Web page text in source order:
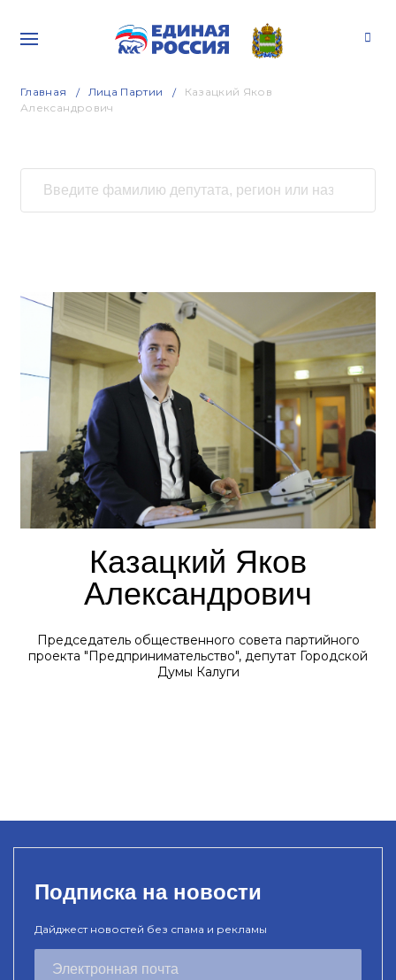
Главная Лица Партии
Казацкий Яков
Александрович
Казацкий Яков
Александрович
Председатель общественного совета партийного
проекта "Предпринимательство", депутат Городской
Думы Калуги
Подписка на новости
Дайджест новостей без спама и рекламы